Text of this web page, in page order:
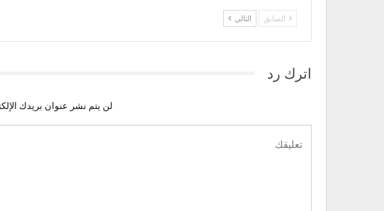
السابق التالي
اترك رد
لن يتم نشر عنوان بريدك